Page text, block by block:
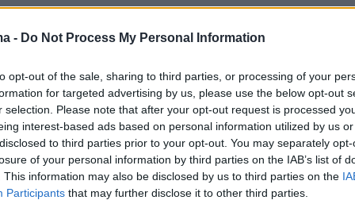
- Do Not Process My Personal Information
opt-out of the sale, sharing to third parties, or processing of your
for targeted advertising by us, please use the below opt-out
selection. Please note that after your opt-out request is processed
interest-based ads based on personal information utilized by us
to third parties prior to your opt-out. You may separately
of your personal information by third parties on the IAB’s list of
This information may also be disclosed by us to third parties on the
Participants that may further disclose it to other third parties.
την Κίνα παρακολούθησαν για 3,5 χρόνια
ηλικίας 73 έως 91 ετών,
τον μέσο αριθμό δοντιών που έχαναν
Οι συμμετέχοντες κατηγοριοποιήθηκαν σε 4
το ρυθμό απώλειας δοντιών: